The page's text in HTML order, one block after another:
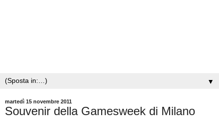
▼
martedì 15 novembre 2011
Souvenir della Gamesweek di Milano